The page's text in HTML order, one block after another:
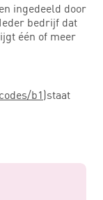
ingedeeld door
bedrijf dat
één of meer
b1)staat